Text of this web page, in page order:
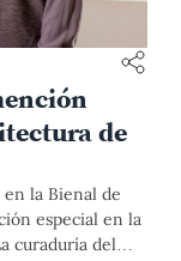
de
la Bienal de
especial en la
curaduría del